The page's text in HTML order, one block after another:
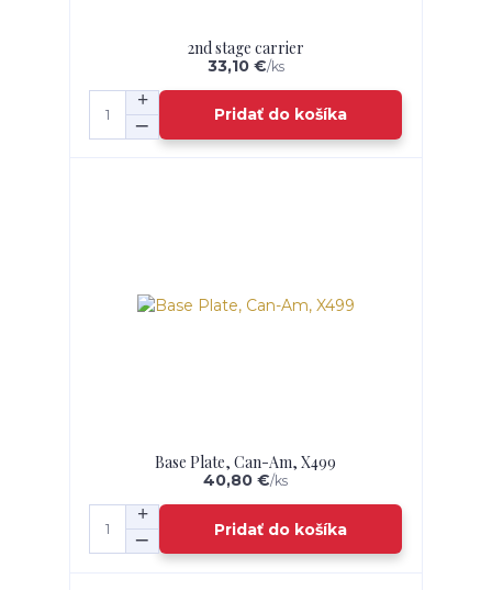
2nd stage carrier
33,10 €/ks
Pridať do košíka
Base Plate, Can-Am, X499
40,80 €/ks
Pridať do košíka